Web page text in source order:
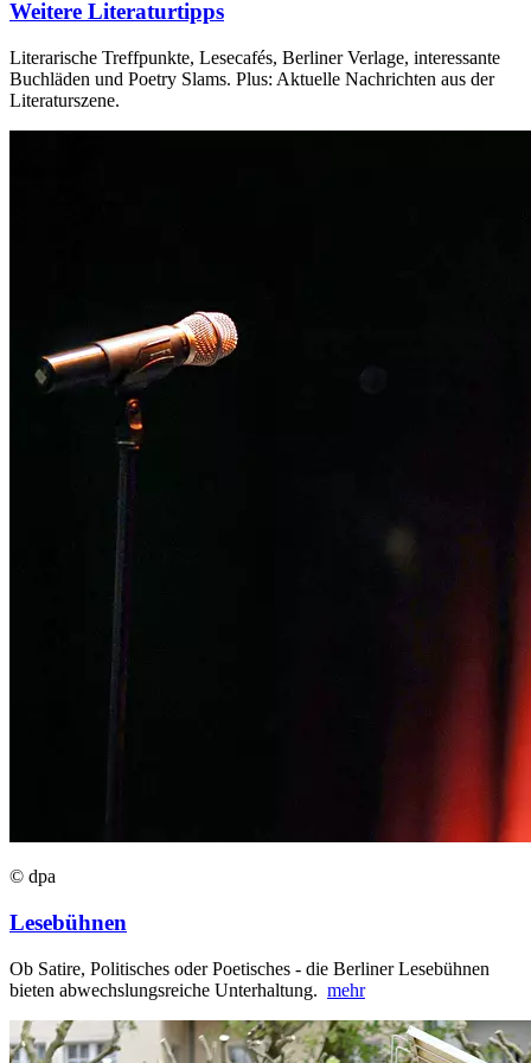
Weitere Literaturtipps
Literarische Treffpunkte, Lesecafés, Berliner Verlage, interessante
Buchläden und Poetry Slams. Plus: Aktuelle Nachrichten aus der
Literaturszene.
© dpa
Lesebühnen
Ob Satire, Politisches oder Poetisches - die Berliner Lesebühnen
bieten abwechslungsreiche Unterhaltung. mehr